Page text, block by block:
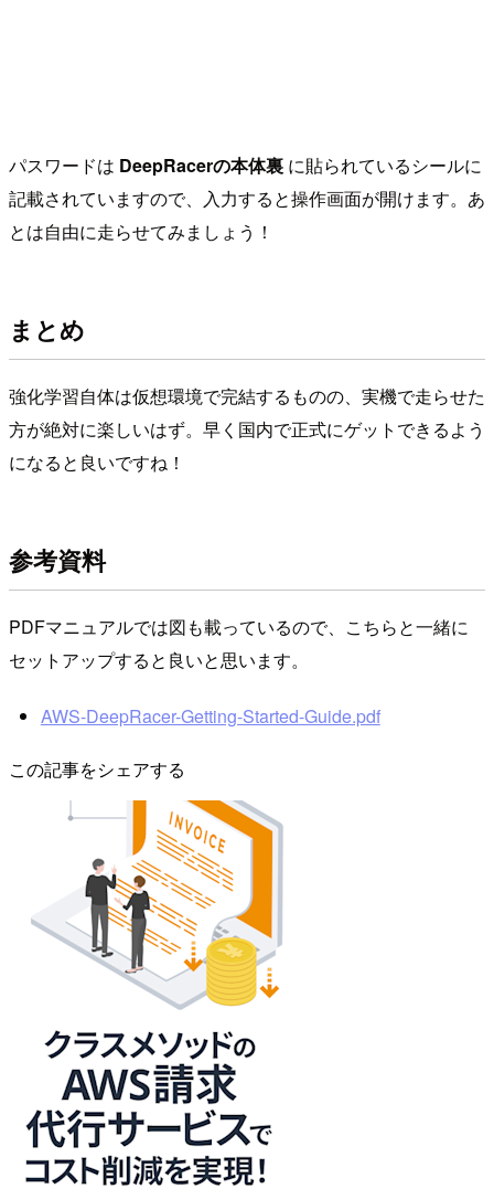
パスワードは DeepRacerの本体裏 に貼られているシールに
記載されていますので、入力すると操作画面が開けます。あ
とは自由に走らせてみましょう！
まとめ
強化学習自体は仮想環境で完結するものの、実機で走らせた
方が絶対に楽しいはず。早く国内で正式にゲットできるよう
になると良いですね！
参考資料
PDFマニュアルでは図も載っているので、こちらと一緒に
セットアップすると良いと思います。
AWS-DeepRacer-Getting-Started-Guide.pdf
この記事をシェアする